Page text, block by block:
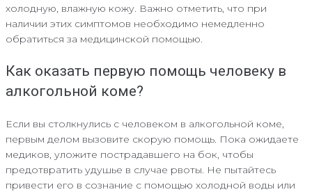
холодную, влажную кожу. Важно отметить, что при
наличии этих симптомов необходимо немедленно
обратиться за медицинской помощью.
Как оказать первую помощь человеку в
алкогольной коме?
Если вы столкнулись с человеком в алкогольной коме,
первым делом вызовите скорую помощь. Пока ожидаете
медиков, уложите пострадавшего на бок, чтобы
предотвратить удушье в случае рвоты. Не пытайтесь
привести его в сознание с помощью холодной воды или